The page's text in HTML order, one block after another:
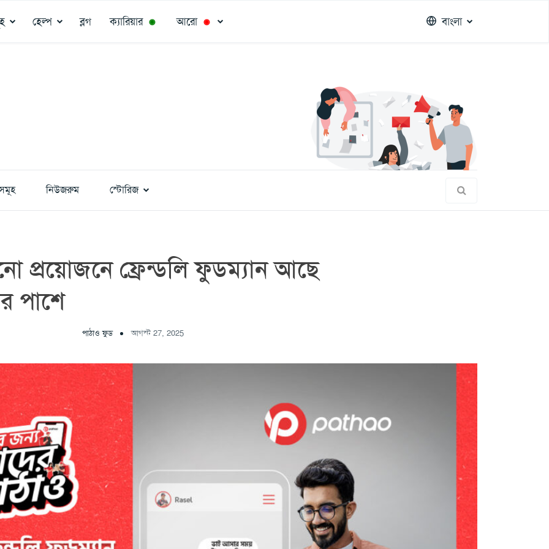
হেল্প ব্লগ ক্যারিয়ার ◉ আরো ◉ বাংলা
নিউজরুম স্টোরিজ
প্রয়োজনে ফ্রেন্ডলি ফুডম্যান আছে
পাশে
পাঠাও ফুড আগস্ট 27, 2025